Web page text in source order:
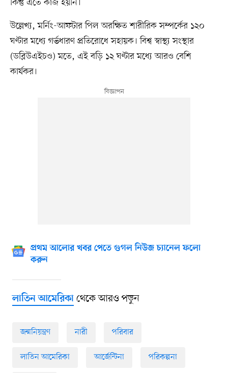
কিন্তু এতে কাজ হয়নি।
উল্লেখ্য, মর্নিং-আফটার পিল অরক্ষিত শারীরিক সম্পর্কের ১২০
ঘণ্টার মধ্যে গর্ভধারণ প্রতিরোধে সহায়ক। বিশ্ব স্বাস্থ্য সংস্থার
(ডব্লিউএইচও) মতে, এই বড়ি ১২ ঘণ্টার মধ্যে আরও বেশি
কার্যকর।
প্রথম আলোর খবর পেতে গুগল নিউজ চ্যানেল ফলো
করুন
লাতিন আমেরিকাথেকে আরও পড়ুন
জন্মনিয়ন্ত্রণ নারী পরিবার
লাতিন আমেরিকা আর্জেন্টিনা পরিকল্পনা